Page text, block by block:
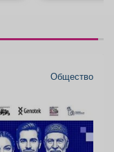
Общество